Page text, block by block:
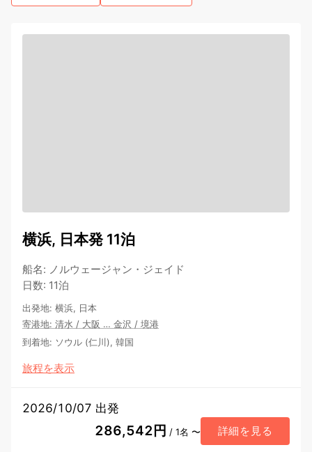
横浜, 日本発 11泊
船名: ノルウェージャン・ジェイド
日数: 11泊
出発地: 横浜, 日本
寄港地: 清水 / 大阪 … 金沢 / 境港
到着地: ソウル (仁川), 韓国
旅程を表示
2026/10/07 出発
286,542円 / 1名 〜 詳細を見る